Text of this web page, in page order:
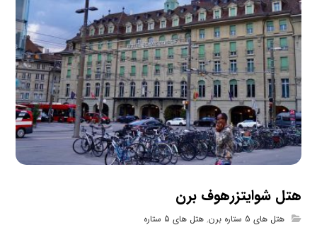
هتل شوایتزرهوف برن
هتل های 5 ستاره برن ,هتل های 5 ستاره